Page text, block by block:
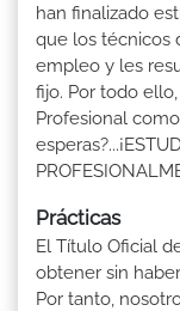
han finalizado
que los técnicos
empleo y les
fijo. Por todo
Profesional
Prácticas
El Título Oficial
obtener sin
Por tanto,